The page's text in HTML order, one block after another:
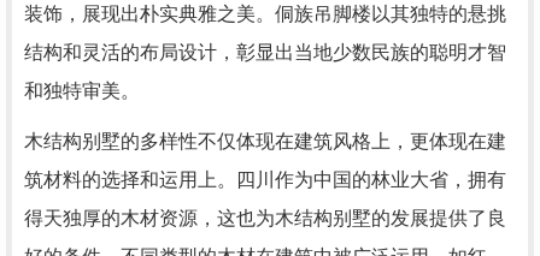
装饰，展现出朴实典雅之美。侗族吊脚楼以其独特的悬挑
结构和灵活的布局设计，彰显出当地少数民族的聪明才智
和独特审美。
木结构别墅的多样性不仅体现在建筑风格上，更体现在建
筑材料的选择和运用上。四川作为中国的林业大省，拥有
得天独厚的木材资源，这也为木结构别墅的发展提供了良